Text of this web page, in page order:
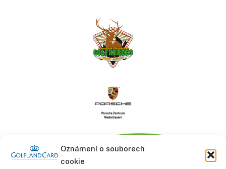
Oznámení o souborech
cookie